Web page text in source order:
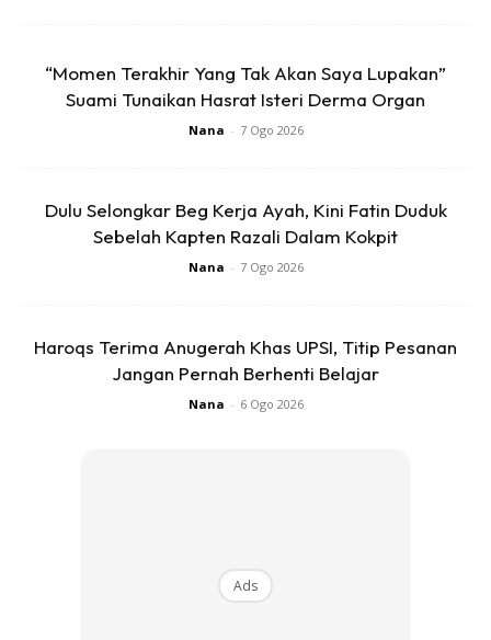
“Momen Terakhir Yang Tak Akan Saya Lupakan”
Suami Tunaikan Hasrat Isteri Derma Organ
Nana - 7 Ogo 2026
Dulu Selongkar Beg Kerja Ayah, Kini Fatin Duduk
Sebelah Kapten Razali Dalam Kokpit
Nana - 7 Ogo 2026
Haroqs Terima Anugerah Khas UPSI, Titip Pesanan
Jangan Pernah Berhenti Belajar
Nana - 6 Ogo 2026
Ads